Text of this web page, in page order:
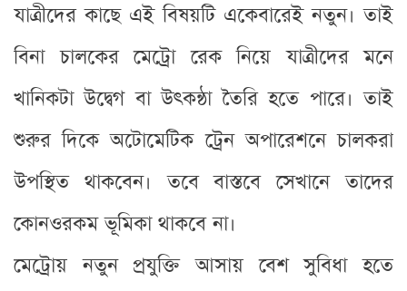
যাত্রীদের কাছে এই বিষয়টি একেবারেই নতুন। তাই
বিনা চালকের মেট্রো রেক নিয়ে যাত্রীদের মনে
খানিকটা উদ্বেগ বা উৎকন্ঠা তৈরি হতে পারে। তাই
শুরুর দিকে অটোমেটিক ট্রেন অপারেশনে চালকরা
উপস্থিত থাকবেন। তবে বাস্তবে সেখানে তাদের
কোনওরকম ভূমিকা থাকবে না।
মেট্রোয় নতুন প্রযুক্তি আসায় বেশ সুবিধা হতে